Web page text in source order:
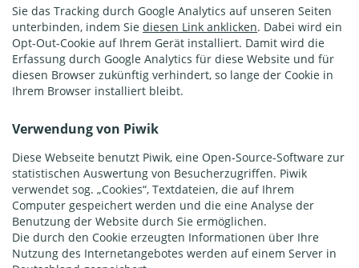
Sie das Tracking durch Google Analytics auf unseren Seiten
unterbinden, indem Sie diesen Link anklicken. Dabei wird ein
Opt-Out-Cookie auf Ihrem Gerät installiert. Damit wird die
Erfassung durch Google Analytics für diese Website und für
diesen Browser zukünftig verhindert, so lange der Cookie in
Ihrem Browser installiert bleibt.
Verwendung von Piwik
Diese Webseite benutzt Piwik, eine Open-Source-Software zur
statistischen Auswertung von Besucherzugriffen. Piwik
verwendet sog. „Cookies“, Textdateien, die auf Ihrem
Computer gespeichert werden und die eine Analyse der
Benutzung der Website durch Sie ermöglichen.
Die durch den Cookie erzeugten Informationen über Ihre
Nutzung des Internetangebotes werden auf einem Server in